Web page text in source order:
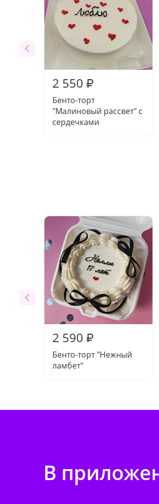
2 550 ₽
Бенто-торт
"Малиновый рассвет" с
сердечками
2 590 ₽
Бенто-торт "Нежный
ламбет"
В